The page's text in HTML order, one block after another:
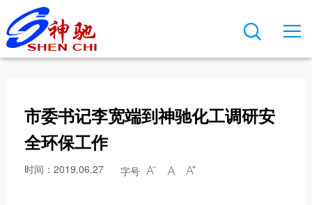


关于神驰
公司简介
董事长致辞
新闻中心
公司新闻
文化导航
产品与业务
主要装置
神驰产品
科技创新
创新平台
技术成果
可持续发展
安全生产
人才发展
人才培养
人才引进
联系我们
联系方式
总裁直通车
市委书记李宽端到神驰化工调研安
全环保工作
时间：2019.06.27 字号   